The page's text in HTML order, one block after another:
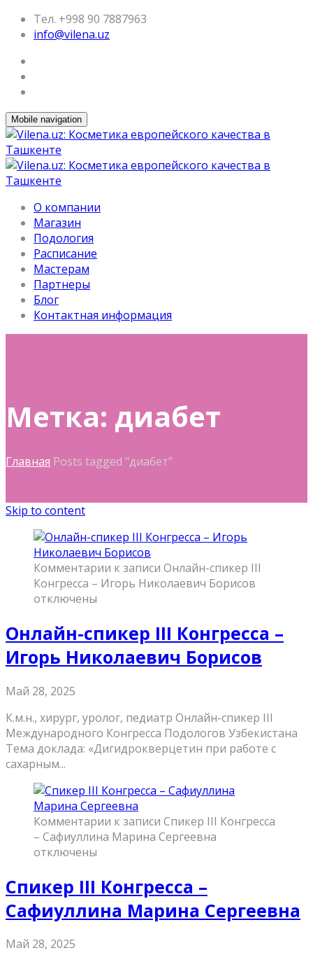
Тел. +998 90 7887963
info@vilena.uz
Mobile navigation
О компании
Магазин
Подология
Расписание
Мастерам
Партнеры
Блог
Контактная информация
Метка: диабет
Главная Posts tagged "диабет"
Skip to content
Комментарии к записи Онлайн-спикер III
Конгресса – Игорь Николаевич Борисов
отключены
Онлайн-спикер III Конгресса –
Игорь Николаевич Борисов
Май 28, 2025
К.м.н., хирург, уролог, педиатр Онлайн-спикер III
Международного Конгресса Подологов Узбекистана
Тема доклада: «Дигидрокверцетин при работе с
сахарным...
Комментарии к записи Спикер III Конгресса
– Сафиуллина Марина Сергеевна
отключены
Спикер III Конгресса –
Сафиуллина Марина Сергеевна
Май 28, 2025